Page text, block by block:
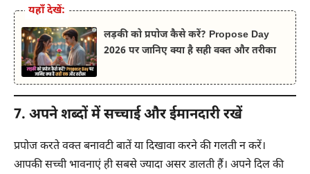
यहाँ देखें:
लड़की को प्रपोज कैसे करें? Propose Day
2026 पर जानिए क्या है सही वक्त और तरीका
7. अपने शब्दों में सच्चाई और ईमानदारी रखें
प्रपोज करते वक्त बनावटी बातें या दिखावा करने की गलती न करें।
आपकी सच्ची भावनाएं ही सबसे ज्यादा असर डालती हैं। अपने दिल की